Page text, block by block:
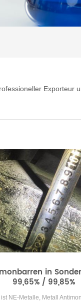
Exporteur
in
99,65% / 99,85%
NE-Metalle, Metall